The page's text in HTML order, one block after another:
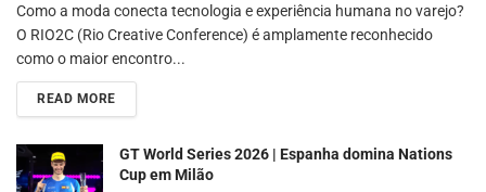
Como a moda conecta tecnologia e experiência humana no varejo?
O RIO2C (Rio Creative Conference) é amplamente reconhecido
como o maior encontro...
READ MORE
GT World Series 2026 | Espanha domina Nations
Cup em Milão